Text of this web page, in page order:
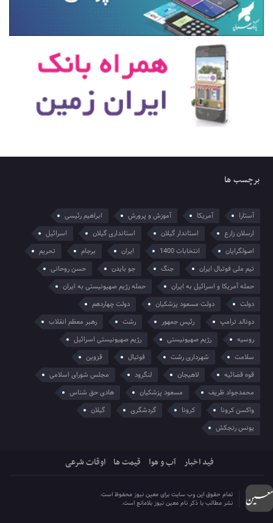
برچسب ها
آستارا آمریکا آموزش و پرورش
ابراهیم رئیسی
ارسلان زارع
استاندار گیلان استانداری گیلان
اسرائیل
اصولگرایان
انتخابات 1400 ایران برجام
تحریم
تیم ملی فوتبال ایران
جنگ جو بایدن
حسن روحانی
حمله آمریکا و اسرائیل به ایران
حمله رژیم صهیونیستی به ایران
دولت
دولت مسعود پزشکیان
دولت چهاردهم
دونالد ترامپ
رئیس جمهور رشت
رهبر معظم انقلاب
روسیه
رژیم صهیونیستی
رژیم صهیونیستی اسرائیل
سلامت
شهرداری رشت فوتبال
قزوین
قوه قضائیه
لاهیجان لنگرود
مجلس شورای اسلامی
محمدجواد ظریف
مسعود پزشکیان
هادی حق شناس
واکسن کرونا
کرونا گردشگری
گیلان
یونس رنجکش
فید اخبار آب و هوا قیمت ها اوقات شرعی
تمام حقوق این وب سایت برای معین نیوز محفوظ است.
نشر مطالب با ذکر نام معین نیوز بلامانع است.